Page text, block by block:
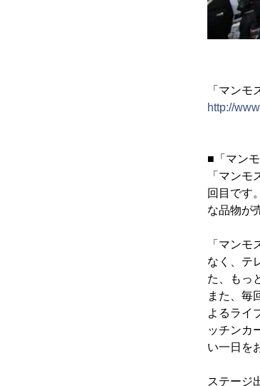
「マンモ
http://
■「マン
「マン
回目です
な品物が
「マン
なく、テ
た、もっ
また、毎
よるライ
ッチンカ
い一日を
ステージ